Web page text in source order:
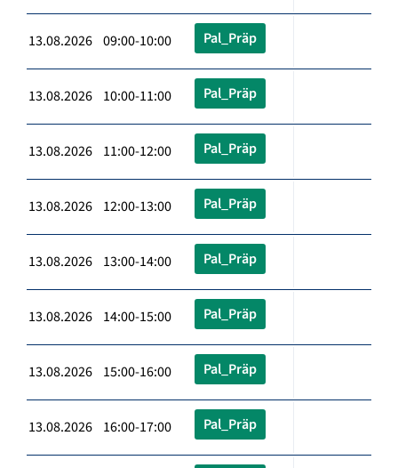
13.08.2026 09:00-10:00 Pal_Präp
13.08.2026 10:00-11:00 Pal_Präp
13.08.2026 11:00-12:00 Pal_Präp
13.08.2026 12:00-13:00 Pal_Präp
13.08.2026 13:00-14:00 Pal_Präp
13.08.2026 14:00-15:00 Pal_Präp
13.08.2026 15:00-16:00 Pal_Präp
13.08.2026 16:00-17:00 Pal_Präp